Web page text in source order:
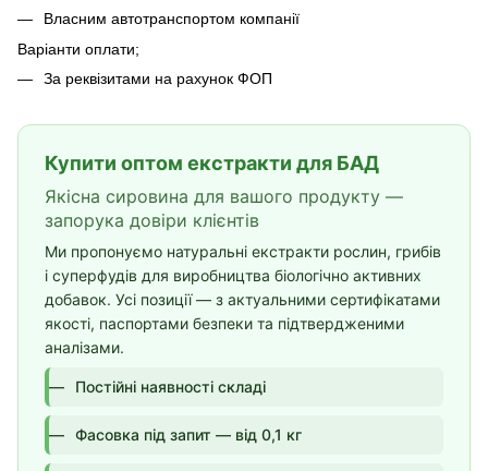
Власним автотранспортом компанії
Варіанти оплати;
За реквізитами на рахунок ФОП
Купити оптом екстракти для БАД
Якісна сировина для вашого продукту —
запорука довіри клієнтів
Ми пропонуємо натуральні екстракти рослин, грибів
і суперфудів для виробництва біологічно активних
добавок. Усі позиції — з актуальними сертифікатами
якості, паспортами безпеки та підтвердженими
аналізами.
Постійні наявності складі
Фасовка під запит — від 0,1 кг